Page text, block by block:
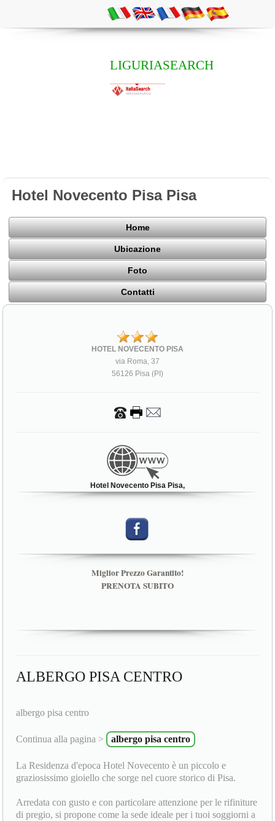
LIGURIASEARCH
Hotel Novecento Pisa Pisa
Home
Ubicazione
Foto
Contatti
HOTEL NOVECENTO PISA
via Roma, 37
56126 Pisa (PI)
Hotel Novecento Pisa Pisa,
Miglior Prezzo Garantito!
PRENOTA SUBITO
ALBERGO PISA CENTRO
albergo pisa centro
Continua alla pagina > albergo pisa centro
La Residenza d'epoca Hotel Novecento è un piccolo e
graziosissimo gioiello che sorge nel cuore storico di Pisa.
Arredata con gusto e con particolare attenzione per le rifiniture
di pregio, si propone come la sede ideale per i tuoi soggiorni a